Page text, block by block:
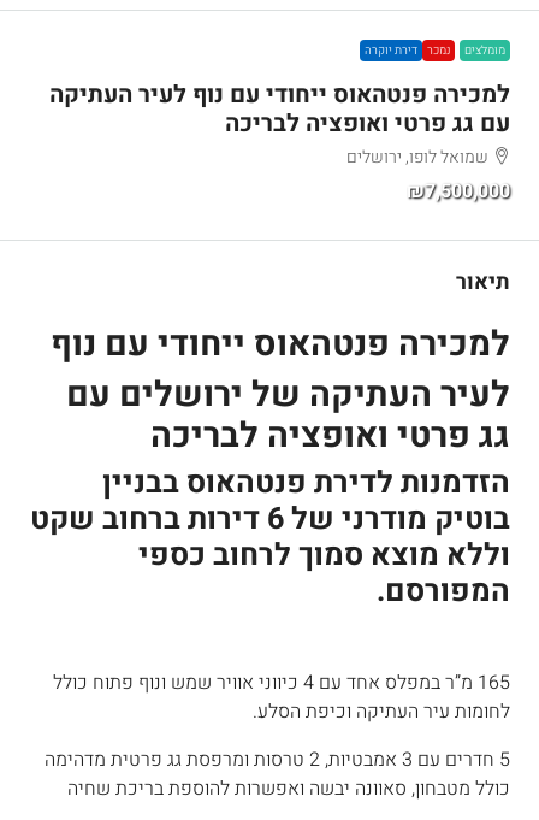
מומלצים נמכר דירת יוקרה
למכירה פנטהאוס ייחודי עם נוף לעיר העתיקה
עם גג פרטי ואופציה לבריכה
שמואל לופו, ירושלים
₪7,500,000
תיאור
למכירה פנטהאוס ייחודי עם נוף
לעיר העתיקה של ירושלים עם
גג פרטי ואופציה לבריכה
הזדמנות לדירת פנטהאוס בבניין
בוטיק מודרני של 6 דירות ברחוב שקט
וללא מוצא סמוך לרחוב כספי
המפורסם.
165 מ”ר במפלס אחד עם 4 כיווני אוויר שמש ונוף פתוח כולל
לחומות עיר העתיקה וכיפת הסלע.
5 חדרים עם 3 אמבטיות, 2 טרסות ומרפסת גג פרטית מדהימה
כולל מטבחון, סאוונה יבשה ואפשרות להוספת בריכת שחיה